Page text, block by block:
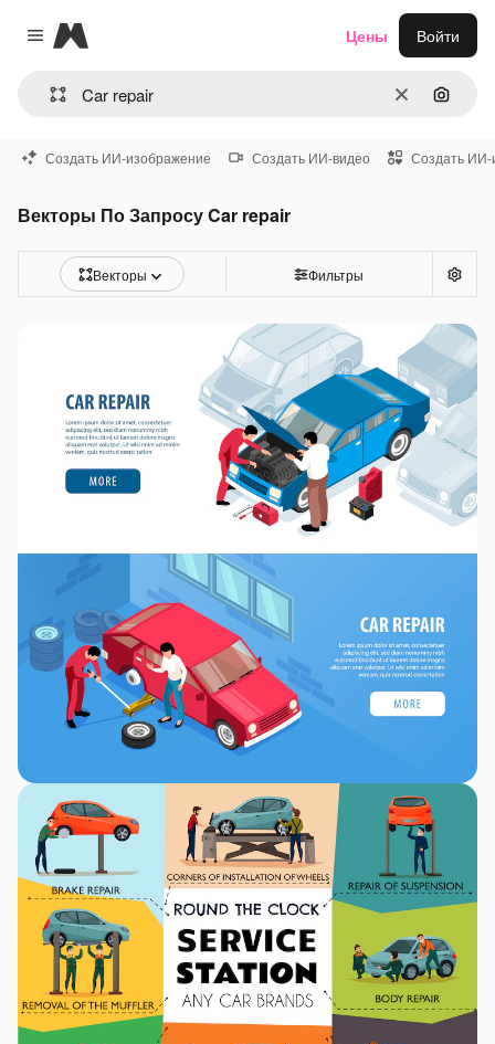
Close menu
Magnific
ОчиститьПоиск
Цены Войти
Создать ИИ-изображение Создать ИИ-видео Создать ИИ-
Векторы По Запросу Car repair
Векторы Фильтры